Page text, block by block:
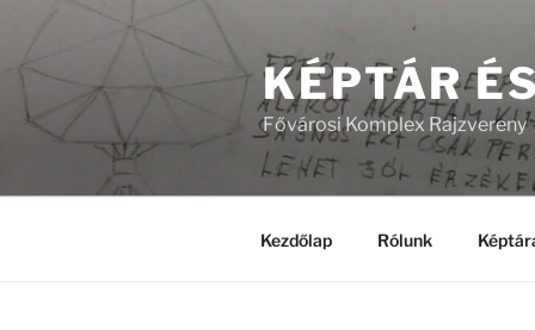
KÉPTÁR
Fővárosi Komplex Rajzvereny
Kezdőlap Rólunk